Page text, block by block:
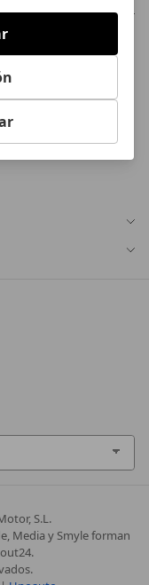
S.L.
Media y Smyle forman